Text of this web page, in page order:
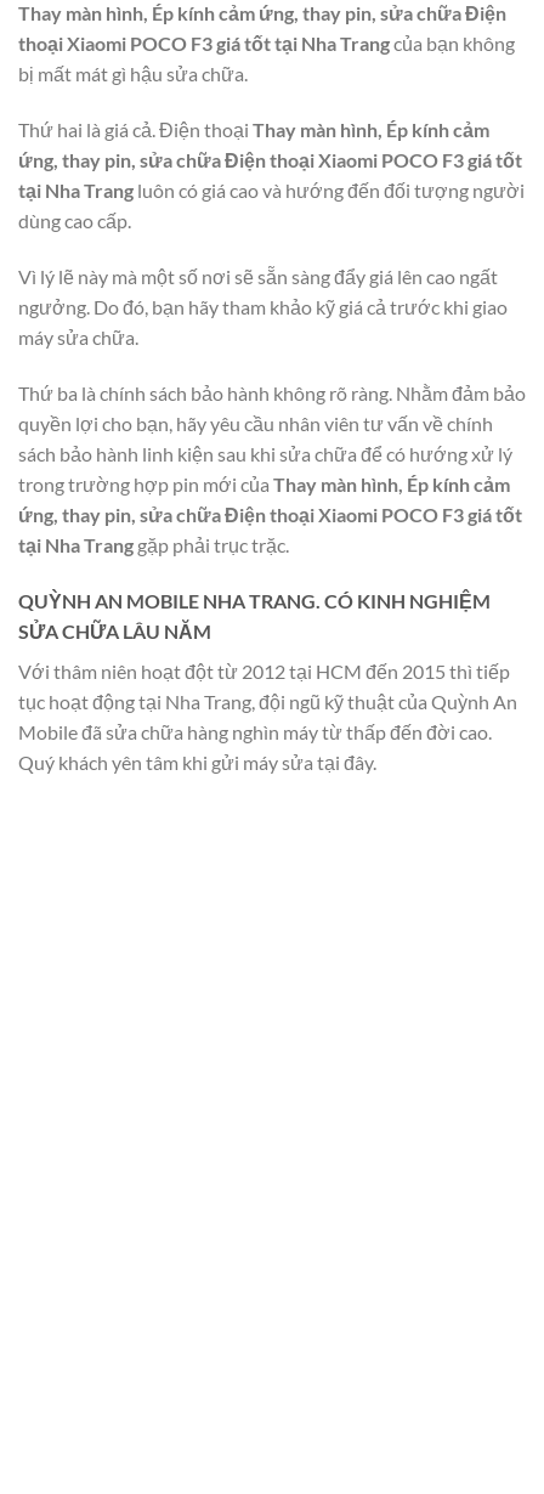
Thay màn hình, Ép kính cảm ứng, thay pin, sửa chữa Điện
thoại Xiaomi POCO F3 giá tốt tại Nha Trangcủa bạn không
bị mất mát gì hậu sửa chữa.
Thứ hai là giá cả. Điện thoại Thay màn hình, Ép kính cảm
ứng, thay pin, sửa chữa Điện thoại Xiaomi POCO F3 giá tốt
tại Nha Trang luôn có giá cao và hướng đến đối tượng người
dùng cao cấp.
Vì lý lẽ này mà một số nơi sẽ sẵn sàng đẩy giá lên cao ngất
ngưởng. Do đó, bạn hãy tham khảo kỹ giá cả trước khi giao
máy sửa chữa.
Thứ ba là chính sách bảo hành không rõ ràng. Nhằm đảm bảo
quyền lợi cho bạn, hãy yêu cầu nhân viên tư vấn về chính
sách bảo hành linh kiện sau khi sửa chữa để có hướng xử lý
trong trường hợp pin mới của Thay màn hình, Ép kính cảm
ứng, thay pin, sửa chữa Điện thoại Xiaomi POCO F3 giá tốt
tại Nha Trang gặp phải trục trặc.
QUỲNH AN MOBILE NHA TRANG. CÓ KINH NGHIỆM
SỬA CHỮA LÂU NĂM
Với thâm niên hoạt đột từ 2012 tại HCM đến 2015 thì tiếp
tục hoạt động tại Nha Trang, đội ngũ kỹ thuật của Quỳnh An
Mobile đã sửa chữa hàng nghìn máy từ thấp đến đời cao.
Quý khách yên tâm khi gửi máy sửa tại đây.